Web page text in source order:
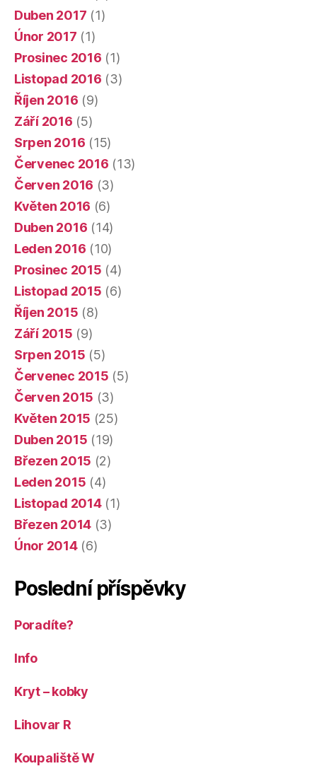
Duben 2017 (1)
Únor 2017 (1)
Prosinec 2016 (1)
Listopad 2016 (3)
Říjen 2016 (9)
Září 2016 (5)
Srpen 2016 (15)
Červenec 2016 (13)
Červen 2016 (3)
Květen 2016 (6)
Duben 2016 (14)
Leden 2016 (10)
Prosinec 2015 (4)
Listopad 2015 (6)
Říjen 2015 (8)
Září 2015 (9)
Srpen 2015 (5)
Červenec 2015 (5)
Červen 2015 (3)
Květen 2015 (25)
Duben 2015 (19)
Březen 2015 (2)
Leden 2015 (4)
Listopad 2014(1)
Březen 2014 (3)
Únor 2014(6)
Poslední příspěvky
Poradíte?
Info
Kryt – kobky
Lihovar R
Koupaliště W